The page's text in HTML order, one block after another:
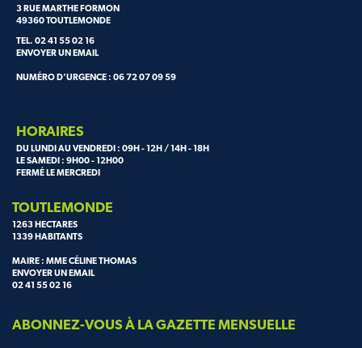
3 RUE MARTHE FORMON
49360 TOUTLEMONDE
TEL. 02 41 55 02 16
ENVOYER UN EMAIL
NUMÉRO D'URGENCE : 06 72 07 09 59
HORAIRES
DU LUNDI AU VENDREDI : 09H - 12H / 14H - 18H
LE SAMEDI : 9H00 - 12H00
FERMÉ LE MERCREDI
TOUTLEMONDE
1263 HECTARES
1339 HABITANTS
MAIRE : MME CÉLINE THOMAS
ENVOYER UN EMAIL
02 41 55 02 16
ABONNEZ-VOUS À LA GAZETTE MENSUELLE